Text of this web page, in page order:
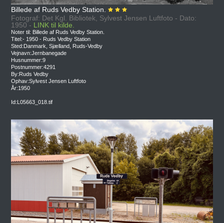
Billede af Ruds Vedby Station.
Fotograf: Det Kgl. Bibliotek, Sylvest Jensen Luftfoto - Dato:
1950 - LINK til kilde.
Noter til: Billede af Ruds Vedby Station.
Titel:- 1950 - Ruds Vedby Station
Sted:Danmark, Sjælland, Ruds-Vedby
Vejnavn:Jernbanegade
Husnummer:9
Postnummer:4291
By:Ruds Vedby
Ophav:Sylvest Jensen Luftfoto
År:1950
Id:L05663_018.tif